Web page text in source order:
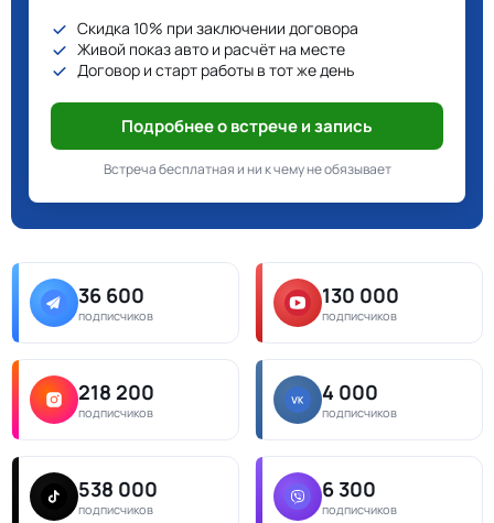
Скидка 10% при заключении договора
Живой показ авто и расчёт на месте
Договор и старт работы в тот же день
Подробнее о встрече и запись
Встреча бесплатная и ни к чему не обязывает
36 600
подписчиков
130 000
подписчиков
218 200
подписчиков
4 000
подписчиков
538 000
подписчиков
6 300
подписчиков